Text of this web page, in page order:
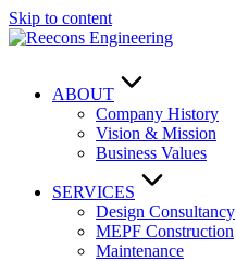
Skip to content
ABOUT
Company History
Vision & Mission
Business Values
SERVICES
Design Consultancy
MEPF Construction
Maintenance